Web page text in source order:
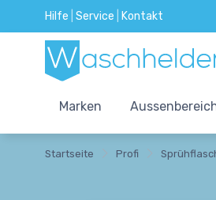
Hilfe Service Kontakt
Marken
Startseite Profi